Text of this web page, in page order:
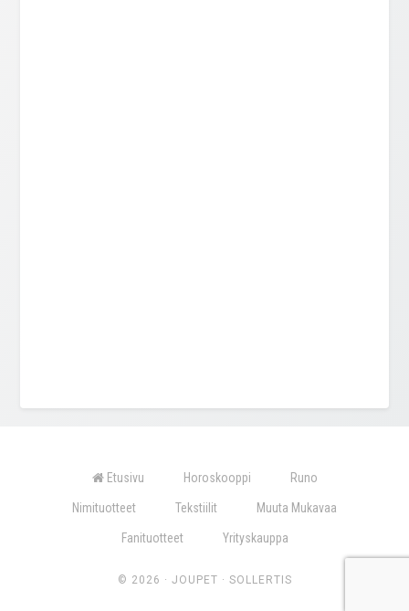
Etusivu Horoskooppi Runo
Nimituotteet Tekstiilit Muuta Mukavaa
Fanituotteet Yrityskauppa
© 2026 · JOUPET · SOLLERTIS